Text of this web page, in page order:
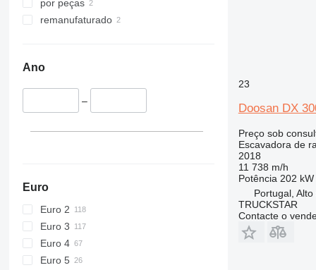
por peças
remanufaturado
Ano
–
Euro
Euro 2
Euro 3
Euro 4
Euro 5
23
Doosan DX
Preço sob
Escavadora de
2018
11 738 m/h
Potência 202
Portugal,
TRUCKSTAR
Contacte o